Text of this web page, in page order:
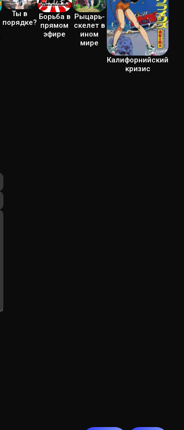
Ты в
порядке?
Борьба в
прямом
эфире
Рыцарь-
скелет в
ином
мире
Калифорнийский
кризис